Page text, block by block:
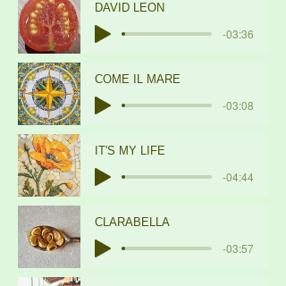
DAVID LEON
-03:36
COME IL MARE
-03:08
IT'S MY LIFE
-04:44
CLARABELLA
-03:57